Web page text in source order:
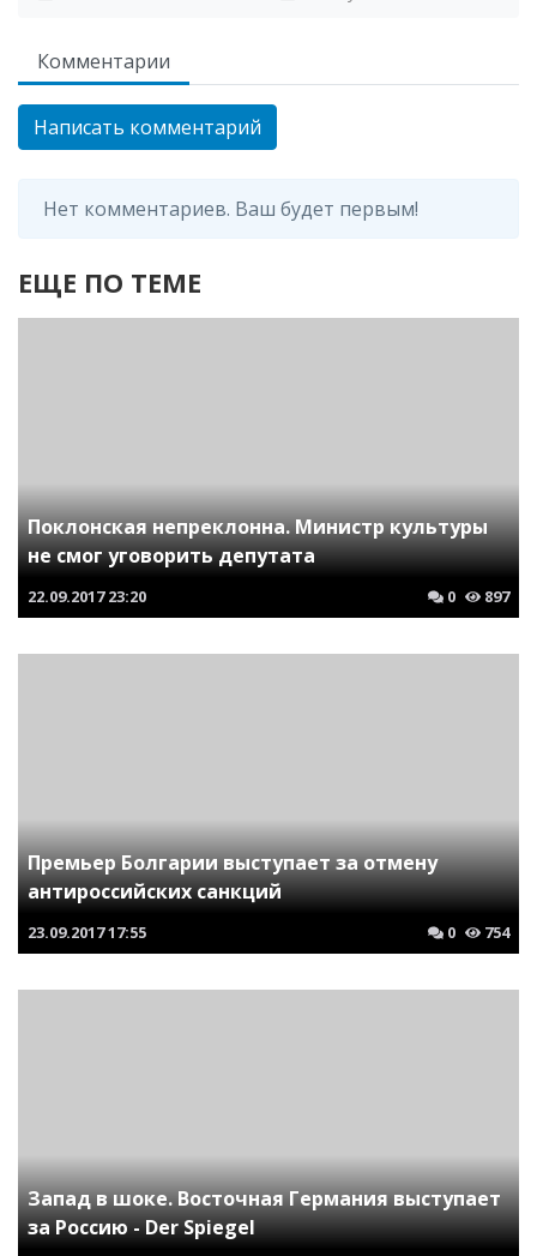
Комментарии
Написать комментарий
Нет комментариев. Ваш будет первым!
ЕЩЕ ПО ТЕМЕ
Поклонская непреклонна. Министр культуры
не смог уговорить депутата
22.09.2017 23:20 0 897
Премьер Болгарии выступает за отмену
антироссийских санкций
23.09.201717:55 0 754
Запад в шоке. Восточная Германия выступает
за Россию - Der Spiegel